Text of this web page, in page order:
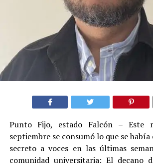
Punto Fijo, estado Falcón – Este
septiembre se consumó lo que se
secreto a voces en las últimas
comunidad universitaria: El decano